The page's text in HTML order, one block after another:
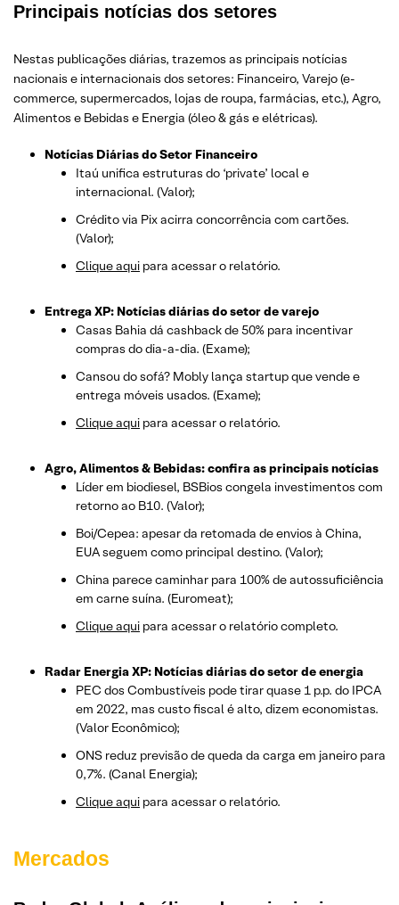
Principais notícias dos setores
Nestas publicações diárias, trazemos as principais notícias
nacionais e internacionais dos setores: Financeiro, Varejo(e-
commerce, supermercados, lojas de roupa, farmácias, etc.), Agro,
Alimentos e Bebidas e Energia (óleo & gás e elétricas).
Notícias Diárias do Setor Financeiro
Itaú unifica estruturas do ‘private’ local e
internacional. (Valor);
Crédito via Pix acirra concorrência com cartões.
(Valor);
Clique aqui para acessar o relatório.
Entrega XP: Notícias diárias do setor de varejo
Casas Bahia dá cashback de 50% para incentivar
compras do dia-a-dia. (Exame);
Cansou do sofá? Mobly lança startup que vende e
entrega móveis usados. (Exame);
Clique aqui para acessar o relatório.
Agro, Alimentos & Bebidas: confira as principais notícias
Líder em biodiesel, BSBios congela investimentos com
retorno ao B10. (Valor);
Boi/Cepea: apesar da retomada de envios à China,
EUA seguem como principal destino. (Valor);
China parece caminhar para 100% de autossuficiência
em carne suína. (Euromeat);
Clique aqui para acessar o relatório completo.
Radar Energia XP: Notícias diárias do setor de energia
PEC dos Combustíveis pode tirar quase 1 p.p. do IPCA
em 2022, mas custo fiscal é alto, dizem economistas.
(Valor Econômico);
ONS reduz previsão de queda da carga em janeiro para
0,7%. (Canal Energia);
Clique aqui para acessar o relatório.
Mercados